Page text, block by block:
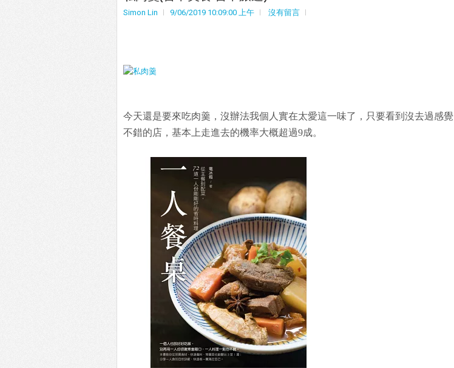
Simon Lin 9/06/2019 10:09:00 上午 沒有留言
今天還是要來吃肉羹，沒辦法我個人實在太愛這一味了，只要看到沒去過感覺
不錯的店，基本上走進去的機率大概超過9成。